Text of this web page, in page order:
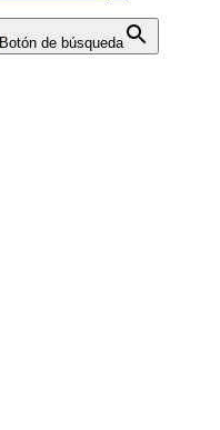
Botón de búsqueda